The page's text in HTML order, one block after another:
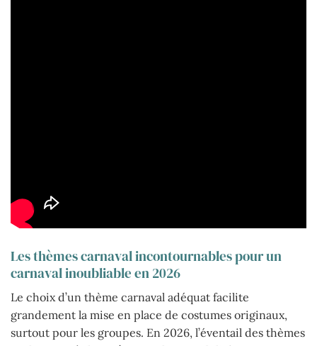
Les thèmes carnaval incontournables pour un
carnaval inoubliable en 2026
Le choix d’un thème carnaval adéquat facilite
grandement la mise en place de costumes originaux,
surtout pour les groupes. En 2026, l’éventail des thèmes